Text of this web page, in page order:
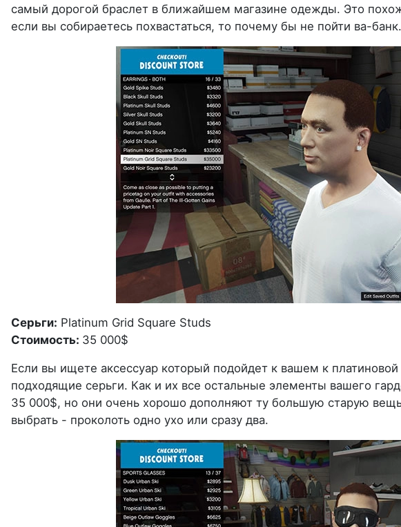
самый дорогой браслет в ближайшем магазине одежды. Это
если вы собираетесь похвастаться, то почему бы не пойти ва-банк.
Серьги: Platinum Grid Square Studs
Стоимость: 35 000$
Если вы ищете аксессуар который подойдет к вашем к
подходящие серьги. Как и их все остальные элементы вашего
35 000$, но они очень хорошо дополняют ту большую старую
выбрать - проколоть одно ухо или сразу два.